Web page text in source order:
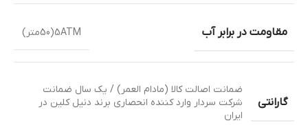
مقاومت در برابر آب 5ATM(50متر)
گارانتی
ضمانت اصالت کالا (مادام العمر) / یک سال ضمانت
شرکت سردار وارد کننده انحصاری برند دنیل کلین در
ایران